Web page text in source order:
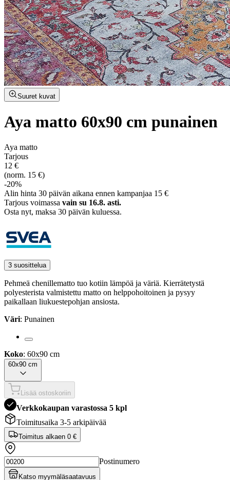
Suuret kuvat
Aya matto 60x90 cm punainen
Aya matto
Tarjous
12 €
(norm. 15 €)
-20%
Alin hinta 30 päivän aikana ennen kampanjaa 15 €
Tarjous voimassa vain su 16.8. asti.
Osta nyt, ­maksa 30 päivän kuluessa.
3 suosittelua
Pehmeä chenillematto tuo kotiin lämpöä ja väriä. Kierrätetystä
polyesterista valmistettu matto on helppohoitoinen ja pysyy
paikallaan liukuestepohjan ansiosta.
Väri: Punainen
Koko: 60x90 cm
60x90 cm
Lisää ostoskoriin
Verkkokaupan varastossa 5 kpl
Toimitusaika 3-5 arkipäivää
Toimitus alkaen 0 €
Postinumero
Katso myymäläsaatavuus